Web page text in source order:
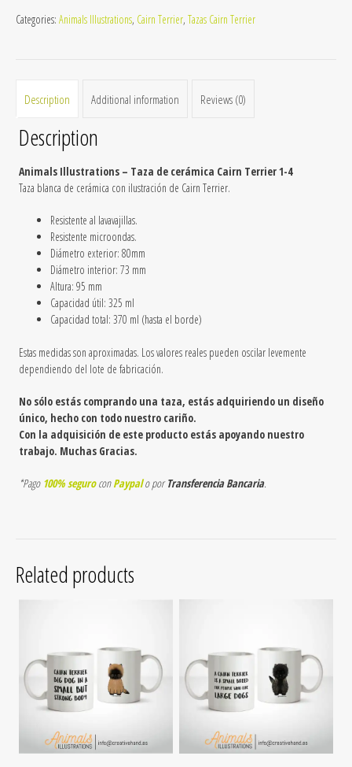
1-
Categories: Animals Illustrations, Cairn Terrier, Tazas Cairn Terrier
Description Additional information Reviews (0)
Description
Animals Illustrations – Taza de cerámica Cairn Terrier 1-4
Taza blanca de cerámica con ilustración de Cairn Terrier.
Resistente al lavavajillas.
Resistente microondas.
Diámetro exterior: 80mm
Diámetro interior: 73 mm
Altura: 95 mm
Capacidad útil: 325 ml
Capacidad total: 370 ml (hasta el borde)
Estas medidas son aproximadas. Los valores reales pueden oscilar levemente
dependiendo del lote de fabricación.
No sólo estás comprando una taza, estás adquiriendo un diseño
único, hecho con todo nuestro cariño.
Con la adquisición de este producto estás apoyando nuestro
trabajo. Muchas Gracias.
*Pago 100% seguroconPaypalo porTransferencia Bancaria.
Related products